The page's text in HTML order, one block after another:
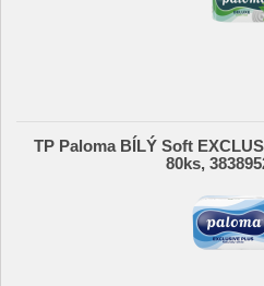
TP Paloma BÍLÝ Soft
80ks,